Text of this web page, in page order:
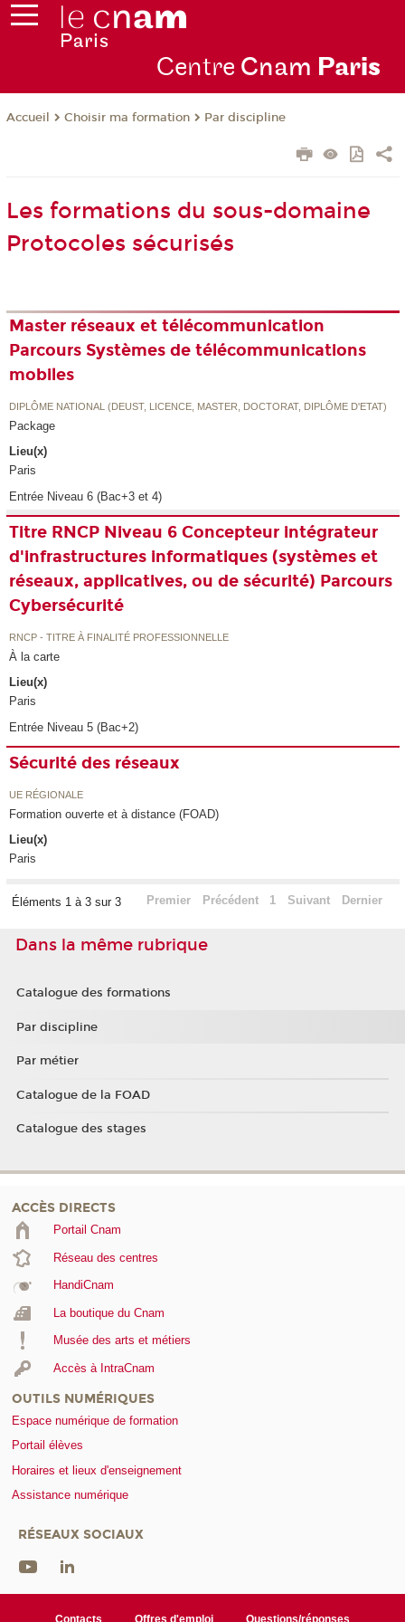
Centre Cnam Paris
Accueil Choisir ma formation Par discipline
Les formations du sous-domaine
Protocoles sécurisés
Master réseaux et télécommunication
Parcours Systèmes de télécommunications
mobiles
DIPLÔME NATIONAL (DEUST, LICENCE, MASTER, DOCTORAT, DIPLÔME D'ETAT)
Package
Lieu(x)
Paris
Entrée Niveau 6 (Bac+3 et 4)
Titre RNCP Niveau 6 Concepteur intégrateur
d'infrastructures informatiques (systèmes et
réseaux, applicatives, ou de sécurité) Parcours
Cybersécurité
RNCP - TITRE À FINALITÉ PROFESSIONNELLE
À la carte
Lieu(x)
Paris
Entrée Niveau 5 (Bac+2)
Sécurité des réseaux
UE RÉGIONALE
Formation ouverte et à distance (FOAD)
Lieu(x)
Paris
Éléments 1 à 3 sur 3 Premier Précédent 1 Suivant Dernier
Dans la même rubrique
Catalogue des formations
Par discipline
Par métier
Catalogue de la FOAD
Catalogue des stages
ACCÈS DIRECTS
Portail Cnam
Réseau des centres
HandiCnam
La boutique du Cnam
Musée des arts et métiers
Accès à IntraCnam
OUTILS NUMÉRIQUES
Espace numérique de formation
Portail élèves
Horaires et lieux d'enseignement
Assistance numérique
RÉSEAUX SOCIAUX
Contacts Offres d'emploi Questions/réponses